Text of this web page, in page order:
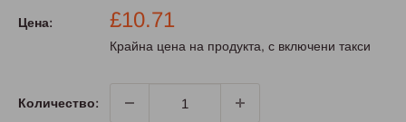
Цена:
Промо
цена
£10.71
Крайна цена на продукта, с включени такси
Количество: